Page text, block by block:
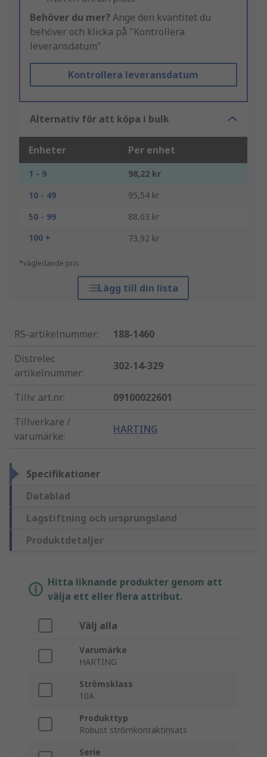
Behöver du mer? Ange den kvantitet du
behöver och klicka på "Kontrollera
leveransdatum"
Kontrollera leveransdatum
Alternativ för att köpa i bulk
Enheter Per enhet
1 - 9
98,22 kr
10 - 49
95,54 kr
50 - 99
88,03 kr
100 +
73,92 kr
*vägledande pris
Lägg till din lista
RS-artikelnummer:
188-1460
Distrelec
artikelnummer:
302-14-329
Tillv. art.nr:
09100022601
Tillverkare /
varumärke:
HARTING
Specifikationer
Datablad
Lagstiftning och ursprungsland
Produktdetaljer
Hitta liknande produkter genom att
välja ett eller flera attribut.
Välj alla
Varumärke
HARTING
Strömsklass
10A
Produkttyp
Robust strömkontaktinsats
Serie